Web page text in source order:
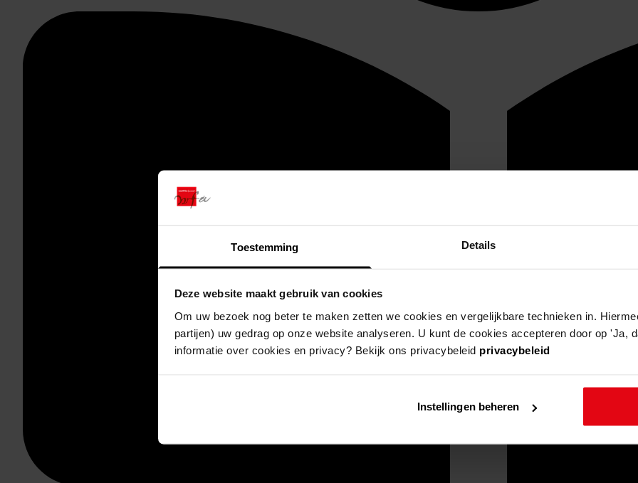
Toestemming Details
Deze website maakt gebruik van cookies
Om uw bezoek nog beter te maken zetten we cookies en vergelijkbare technieken in.
partijen) uw gedrag op onze website analyseren. U kunt de cookies accepteren door op 'Ja,
informatie over cookies en privacy? Bekijk ons privacybeleid privacybeleid
Instellingen beheren